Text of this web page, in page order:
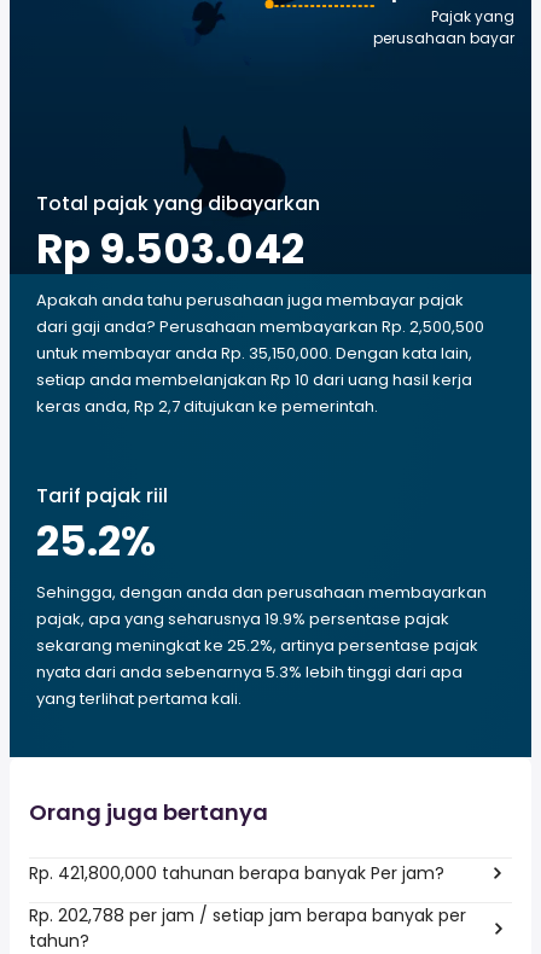
Pajak yang
perusahaan bayar
Total pajak yang dibayarkan
Rp 9.503.042
Apakah anda tahu perusahaan juga membayar pajak
dari gaji anda? Perusahaan membayarkan Rp. 2,500,500
untuk membayar anda Rp. 35,150,000. Dengan kata lain,
setiap anda membelanjakan Rp 10 dari uang hasil kerja
keras anda, Rp 2,7 ditujukan ke pemerintah.
Tarif pajak riil
25.2%
Sehingga, dengan anda dan perusahaan membayarkan
pajak, apa yang seharusnya 19.9% persentase pajak
sekarang meningkat ke 25.2%, artinya persentase pajak
nyata dari anda sebenarnya 5.3% lebih tinggi dari apa
yang terlihat pertama kali.
Orang juga bertanya
Rp. 421,800,000 tahunan berapa banyak Per jam?
Rp. 202,788 per jam / setiap jam berapa banyak per
tahun?